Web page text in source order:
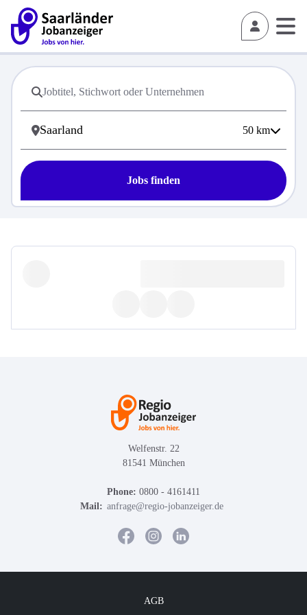
50 km
Jobs finden
Welfenstr. 22
81541 München
Phone: 0800 - 4161411
Mail: anfrage@regio-jobanzeiger.de
AGB